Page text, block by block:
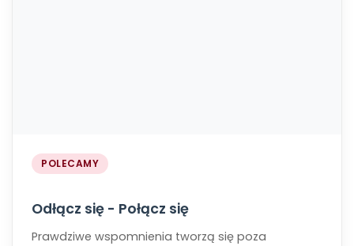
POLECAMY
Odłącz się - Połącz się
Prawdziwe wspomnienia tworzą się poza